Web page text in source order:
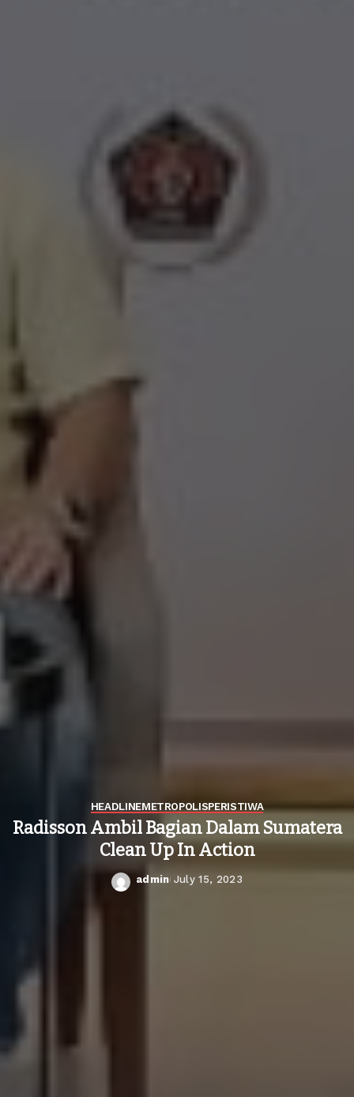
HEADLINEMETROPOLISPERISTIWA
Radisson Ambil Bagian Dalam Sumatera
Clean Up In Action
Posted
admin July 15, 2023